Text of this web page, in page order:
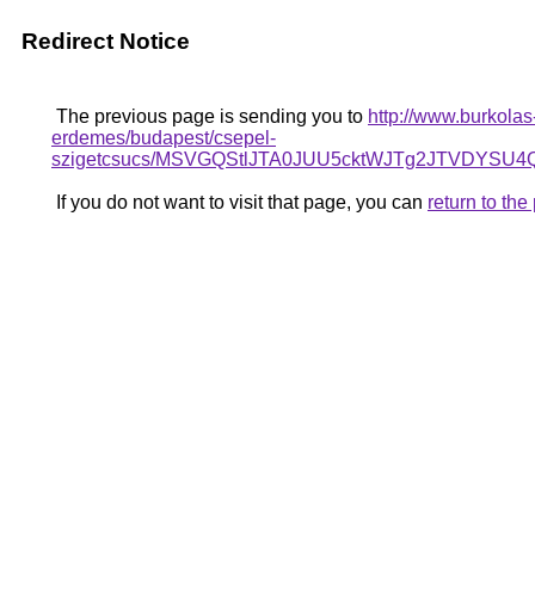
Redirect Notice
The previous page is sending you to http://
erdemes/budapest/csepel-
szigetcsucs/
If you do not want to visit that page, you can return to